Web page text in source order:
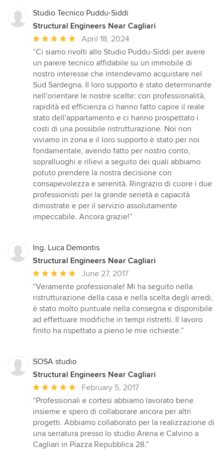
Studio Tecnico Puddu-Siddi
Structural Engineers Near Cagliari
Average
rating:
5
out
of
5
stars
April 18, 2024
“Ci siamo rivolti allo Studio Puddu-Siddi per avere
un parere tecnico affidabile su un immobile di
nostro interesse che intendevamo acquistare nel
Sud Sardegna. Il loro supporto è stato determinante
nell'orientare le nostre scelte: con professionalità,
rapidità ed efficienza ci hanno fatto capire il reale
stato dell'appartamento e ci hanno prospettato i
costi di una possibile ristrutturazione. Noi non
viviamo in zona e il loro supporto è stato per noi
fondamentale, avendo fatto per nostro conto,
sopralluoghi e rilievi a seguito dei quali abbiamo
potuto prendere la nostra decisione con
consapevolezza e serenità. Ringrazio di cuore i due
professionisti per la grande serietà e capacità
dimostrate e per il servizio assolutamente
impeccabile. Ancora grazie!”
Ing. Luca Demontis
Structural Engineers Near Cagliari
Average
rating:
5
out
of
5
June 27, 2017
“Veramente professionale! Mi ha seguito nella
ristrutturazione della casa e nella scelta degli arredi,
è stato molto puntuale nella consegna e disponibile
ad effettuare modifiche in tempi ristretti. Il lavoro
finito ha rispettato a pieno le mie richieste.”
SOSA studio
Structural Engineers Near Cagliari
Average
rating:
5
out
of
5
February 5, 2017
“Professionali e cortesi abbiamo lavorato bene
insieme e spero di collaborare ancora per altri
progetti. Abbiamo collaborato per la realizzazione di
una serratura presso lo studio Arena e Calvino a
Cagliari in Piazza Repubblica 28.”